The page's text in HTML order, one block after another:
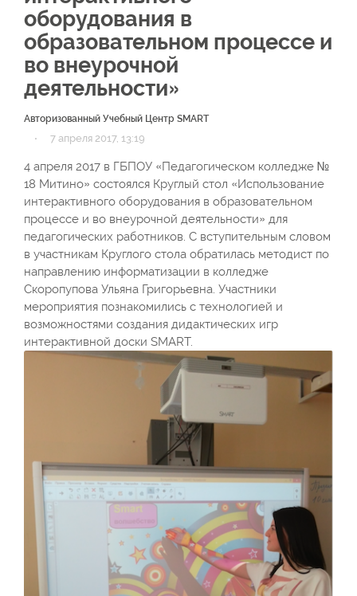
оборудования в
образовательном процессе и
во внеурочной
деятельности»
Авторизованный Учебный Центр SMART
· 7 апреля 2017, 13:19
4 апреля 2017 в ГБПОУ «Педагогическом колледже №
18 Митино» состоялся Круглый стол «Использование
интерактивного оборудования в образовательном
процессе и во внеурочной деятельности» для
педагогических работников. С вступительным словом
в участникам Круглого стола обратилась методист по
направлению информатизации в колледже
Скоропупова Ульяна Григорьевна. Участники
мероприятия познакомились с технологией и
возможностями создания дидактических игр
интерактивной доски SMART.